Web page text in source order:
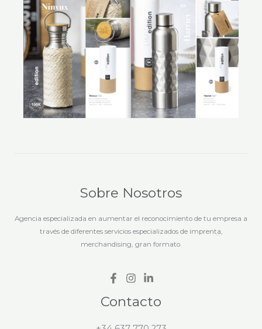
Sobre Nosotros
Agencia especializada en aumentar el reconocimiento de tu empresa a
través de diferentes servicios especializados de imprenta,
merchandising, gran formato.
Contacto